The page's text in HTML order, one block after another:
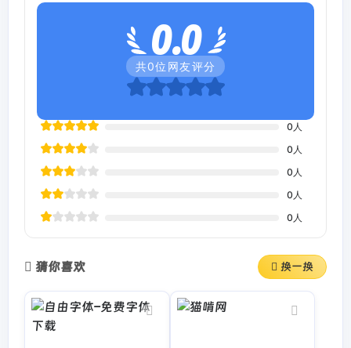
0.0
共0位网友评分
0 人
0 人
0 人
0 人
0 人
猜你喜欢 换一换